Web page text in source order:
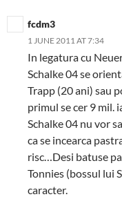
fcdm3
1 JUNE 2011 AT 7:34
In legatura cu
Schalke 04 se
Trapp (20 ani) sau
primul se cer 9 mil.
Schalke 04 nu vor
ca se incearca
risc…Desi batuse
Tonnies (bossul lui
caracter.